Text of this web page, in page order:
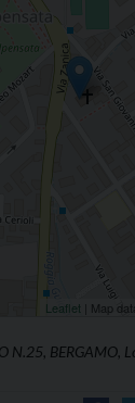
Leaflet | Map
N.25, BERGAMO,